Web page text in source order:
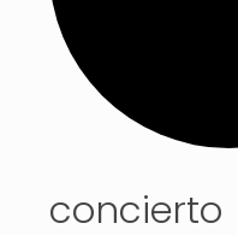
concierto